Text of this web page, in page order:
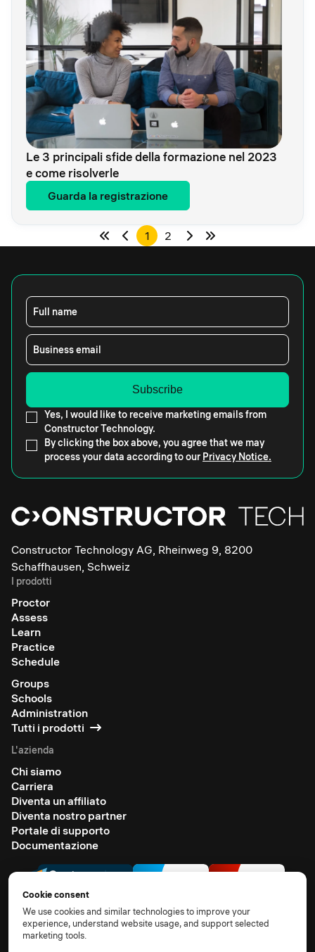
Le 3 principali sfide della formazione nel 2023
e come risolverle
Guarda la registrazione
1 2
Full name
Business email
Yes, I would like to receive marketing emails from
Constructor Technology.
By clicking the box above, you agree that we may
process your data according to our Privacy Notice.
Constructor Technology AG, Rheinweg 9, 8200
Schaffhausen, Schweiz
I prodotti
Proctor
Assess
Learn
Practice
Schedule
Groups
Schools
Administration
Tutti i prodotti
L'azienda
Chi siamo
Carriera
Diventa un affiliato
Diventa nostro partner
Portale di supporto
Documentazione
Cookie consent
We use cookies and similar technologies to improve your
experience, understand website usage, and support selected
marketing tools.